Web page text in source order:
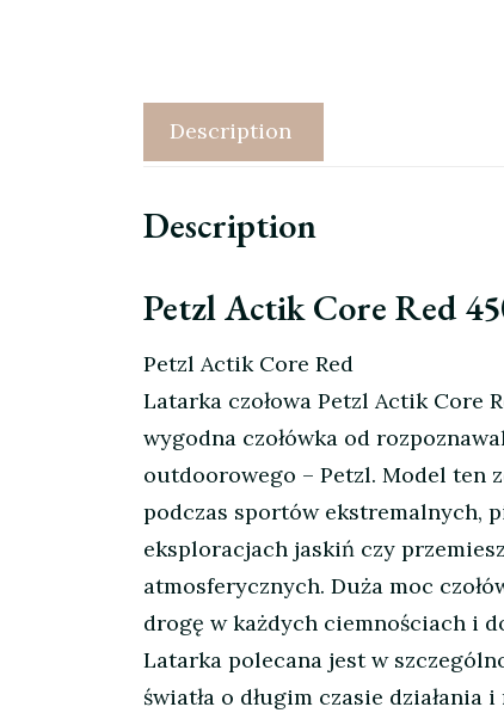
Description
Description
Petzl Actik Core Red
Petzl Actik Core Red
Latarka czołowa Petzl Actik Core
wygodna czołówka od
outdoorowego – Petzl. Model ten
podczas sportów ekstremalnych,
eksploracjach jaskiń czy
atmosferycznych. Duża moc
drogę w każdych ciemnościach i
Latarka polecana jest w
światła o długim czasie